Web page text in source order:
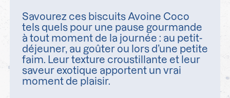
Savourez ces biscuits Avoine Coco
tels quels pour une pause gourmande
à tout moment de la journée : au petit-
déjeuner, au goûter ou lors d’une petite
faim. Leur texture croustillante et leur
saveur exotique apportent un vrai
moment de plaisir.